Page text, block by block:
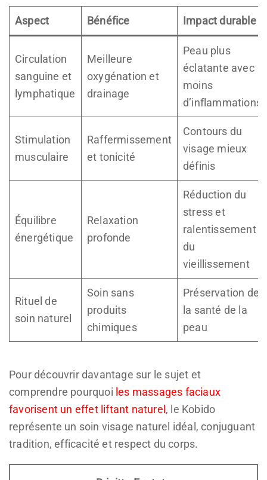
Aspect Bénéfice Impact durable
Circulation
sanguine et
lymphatique
Meilleure
oxygénation et
drainage
Peau plus
éclatante avec
moins
d’inflammations
Stimulation
musculaire
Raffermissement
et tonicité
Contours du
visage mieux
définis
Équilibre
énergétique
Relaxation
profonde
Réduction du
stress et
ralentissement
du
vieillissement
Rituel de
soin naturel
Soin sans
produits
chimiques
Préservation de
la santé de la
peau
Pour découvrir davantage sur le sujet et
comprendre pourquoi les massages faciaux
favorisent un effet liftant naturel, le Kobido
représente un soin visage naturel idéal, conjuguant
tradition, efficacité et respect du corps.